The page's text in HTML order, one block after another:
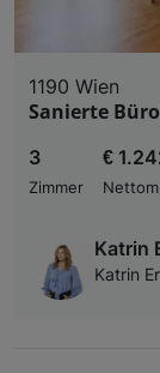
1190 Wien
Sanierte
3
Zimmer
€
Katrin
Katrin